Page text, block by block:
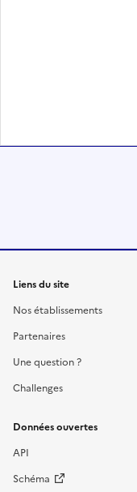
Liens du site
Nos établissements
Partenaires
Une question ?
Challenges
Données ouvertes
API
Schéma